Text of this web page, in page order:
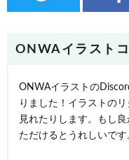
ONWAイラスト
ONWAイラストの
りました！イラストの
見れたりします。もし
ただけるとうれしいです